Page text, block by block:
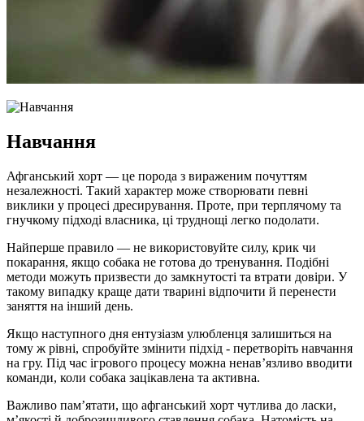
Навчання
Афганський хорт — це порода з вираженим почуттям
незалежності. Такий характер може створювати певні
виклики у процесі дресирування. Проте, при терплячому та
гнучкому підході власника, ці труднощі легко подолати.
Найперше правило — не використовуйте силу, крик чи
покарання, якщо собака не готова до тренування. Подібні
методи можуть призвести до замкнутості та втрати довіри. У
такому випадку краще дати тварині відпочити й перенести
заняття на інший день.
Якщо наступного дня ентузіазм улюбленця залишиться на
тому ж рівні, спробуйте змінити підхід - перетворіть навчання
на гру. Під час ігрового процесу можна ненав’язливо вводити
команди, коли собака зацікавлена та активна.
Важливо пам’ятати, що афганський хорт чутлива до ласки,